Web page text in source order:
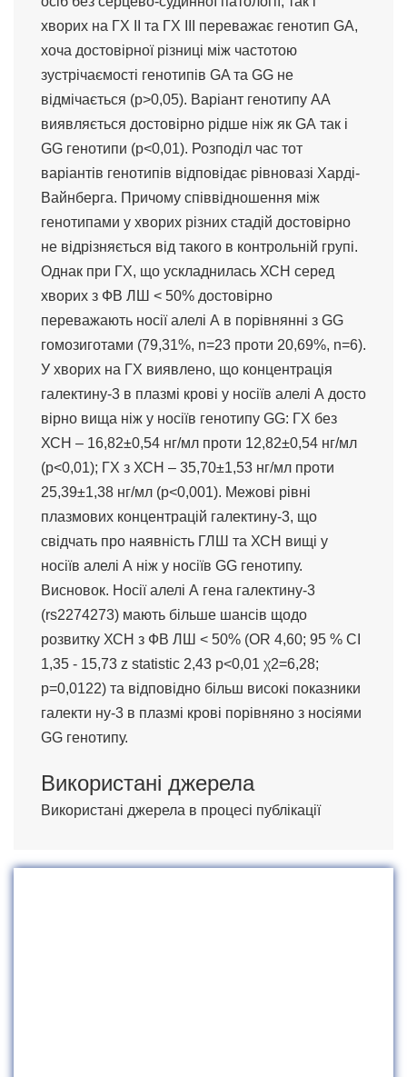
хворих на ГХ ІІ та ГХ ІІІ переважає генотип GА,
хоча достовірної різниці між частотою
зустрічаємості генотипів GA та GG не
відмічається (р>0,05). Варіант генотипу АА
виявляється достовірно рідше ніж як GА так і
GG генотипи (p<0,01). Розподіл час тот
варіантів генотипів відповідає рівновазі Харді-
Вайнберга. Причому співвідношення між
генотипами у хворих різних стадій достовірно
не відрізняється від такого в контрольній групі.
Однак при ГХ, що ускладнилась ХСН серед
хворих з ФВ ЛШ < 50% достовірно
переважають носії алелі А в порівнянні з GG
гомозиготами (79,31%, n=23 проти 20,69%, n=6).
У хворих на ГХ виявлено, що концентрація
галектину-3 в плазмі крові у носіїв алелі А досто
вірно вища ніж у носіїв генотипу GG: ГХ без
ХСН – 16,82±0,54 нг/мл проти 12,82±0,54 нг/мл
(р<0,01); ГХ з ХСН – 35,70±1,53 нг/мл проти
25,39±1,38 нг/мл (р<0,001). Межові рівні
плазмових концентрацій галектину-3, що
свідчать про наявність ГЛШ та ХСН вищі у
носіїв алелі А ніж у носіїв GG генотипу.
Висновок. Носії алелі А гена галектину-3
(rs2274273) мають більше шансів щодо
розвитку ХСН з ФВ ЛШ < 50% (OR 4,60; 95 % CI
1,35 - 15,73 z statistic 2,43 р<0,01 χ2=6,28;
p=0,0122) та відповідно більш високі показники
галекти ну-3 в плазмі крові порівняно з носіями
GG генотипу.
Використані джерела
Використані джерела в процесі публікації